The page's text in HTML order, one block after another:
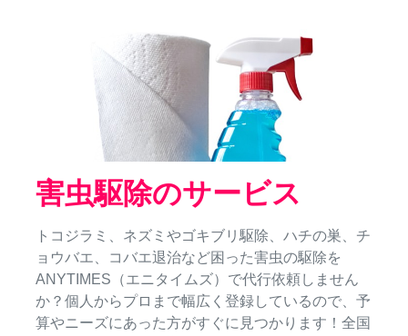
害虫駆除のサービス
トコジラミ、ネズミやゴキブリ駆除、ハチの巣、チ
ョウバエ、コバエ退治など困った害虫の駆除を
ANYTIMES（エニタイムズ）で代行依頼しません
か？個人からプロまで幅広く登録しているので、予
算やニーズにあった方がすぐに見つかります！全国